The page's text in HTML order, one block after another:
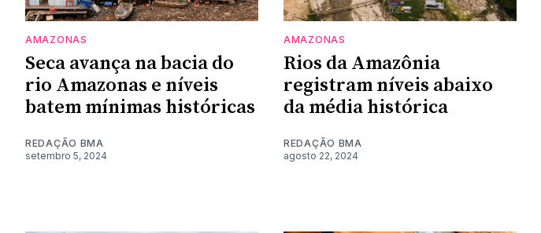
AMAZONAS
Seca avança na bacia do
rio Amazonas e níveis
batem mínimas históricas
REDAÇÃO BMA
setembro 5, 2024
AMAZONAS
Rios da Amazônia
registram níveis abaixo
da média histórica
REDAÇÃO BMA
agosto 22, 2024